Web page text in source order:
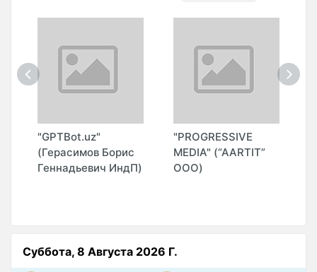
"GPTBot.uz"
(Герасимов Борис
Геннадьевич ИндП)
"PROGRESSIVE
MEDIA" (“AARTIT”
ООО)
Суббота, 8 Августа 2026 Г.